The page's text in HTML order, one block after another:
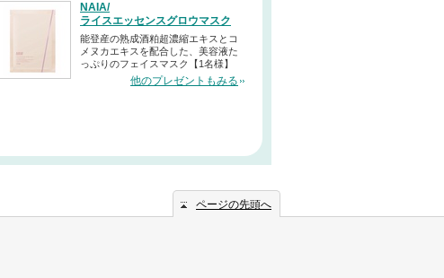
NAIA/
ライスエッセンスグロウマスク
能登産の熟成酒粕超濃縮エキスとコ
メヌカエキスを配合した、美容液た
っぷりのフェイスマスク【1名様】
他のプレゼントもみる
ページの先頭へ